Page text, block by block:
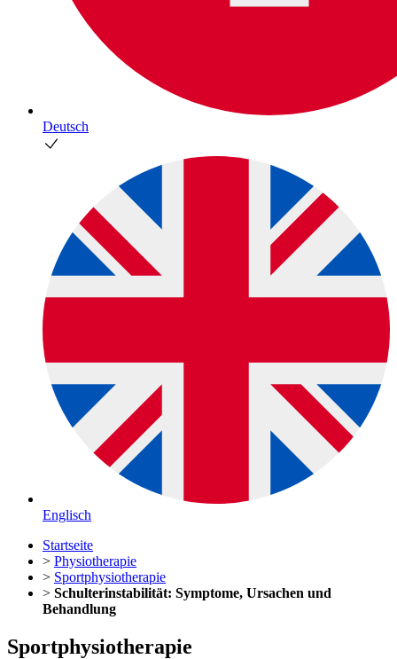
Deutsch
Englisch
Startseite
> Physiotherapie
> Sportphysiotherapie
> Schulterinstabilität: Symptome, Ursachen und
Behandlung
Sportphysiotherapie